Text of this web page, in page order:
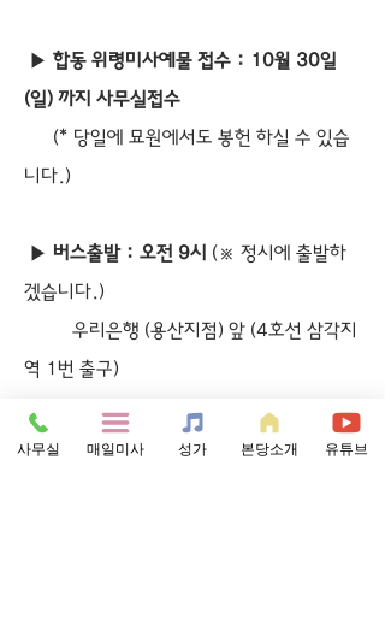
▶ 합동 위령미사예물 접수 : 10월 30일
(일) 까지 사무실접수
니다.)
▶ 버스출발 : 오전 9시 (※ 정시에 출발하
겠습니다.)
역 1번 출구)
※ 대중교통 이용 하시는 분 :
사무실 매일미사 성가 본당소개 유튜브